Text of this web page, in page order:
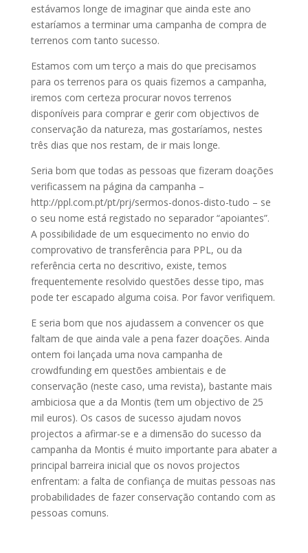
estávamos longe de imaginar que ainda este ano
estaríamos a terminar uma campanha de compra de
terrenos com tanto sucesso.
Estamos com um terço a mais do que precisamos
para os terrenos para os quais fizemos a campanha,
iremos com certeza procurar novos terrenos
disponíveis para comprar e gerir com objectivos de
conservação da natureza, mas gostaríamos, nestes
três dias que nos restam, de ir mais longe.
Seria bom que todas as pessoas que fizeram doações
verificassem na página da campanha –
http://ppl.com.pt/pt/prj/sermos-donos-disto-tudo – se
o seu nome está registado no separador “apoiantes”.
A possibilidade de um esquecimento no envio do
comprovativo de transferência para PPL, ou da
referência certa no descritivo, existe, temos
frequentemente resolvido questões desse tipo, mas
pode ter escapado alguma coisa. Por favor verifiquem.
E seria bom que nos ajudassem a convencer os que
faltam de que ainda vale a pena fazer doações. Ainda
ontem foi lançada uma nova campanha de
crowdfunding em questões ambientais e de
conservação (neste caso, uma revista), bastante mais
ambiciosa que a da Montis (tem um objectivo de 25
mil euros). Os casos de sucesso ajudam novos
projectos a afirmar-se e a dimensão do sucesso da
campanha da Montis é muito importante para abater a
principal barreira inicial que os novos projectos
enfrentam: a falta de confiança de muitas pessoas nas
probabilidades de fazer conservação contando com as
pessoas comuns.